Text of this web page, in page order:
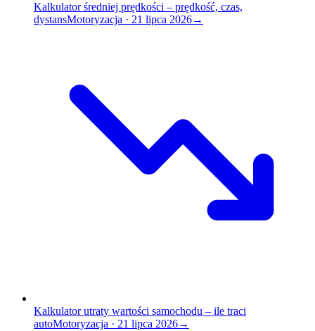
Kalkulator średniej prędkości – prędkość, czas,
dystansMotoryzacja · 21 lipca 2026→
Kalkulator utraty wartości samochodu – ile traci
autoMotoryzacja · 21 lipca 2026→